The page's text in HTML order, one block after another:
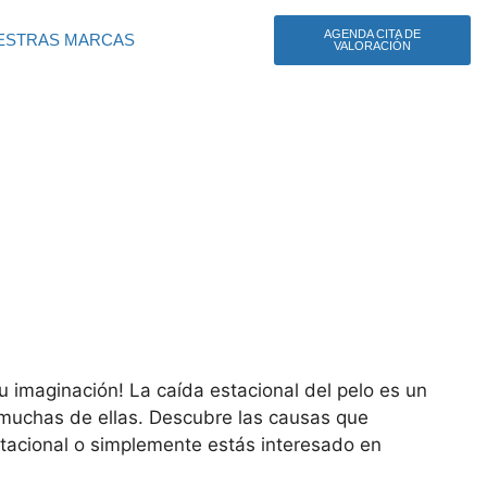
MARCAS
AGENDA CITA DE
VALORACIÓN
imaginación! La caída estacional del pelo es un
de ellas. Descubre las causas que
o simplemente estás interesado en